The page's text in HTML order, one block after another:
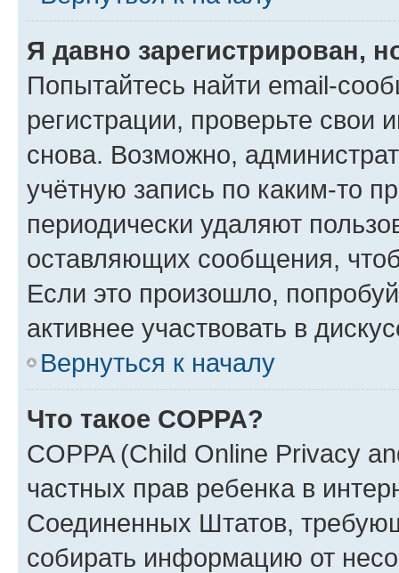
Я давно зарегистрирован,
Попытайтесь найти email-
регистрации, проверьте свои
снова. Возможно,
учётную запись по каким-то
периодически удаляют
оставляющих сообщения,
Если это произошло,
активнее участвовать в
Вернуться к началу
Что такое COPPA?
COPPA (Child Online Privacy
частных прав ребенка в
Соединенных Штатов,
собирать информацию от